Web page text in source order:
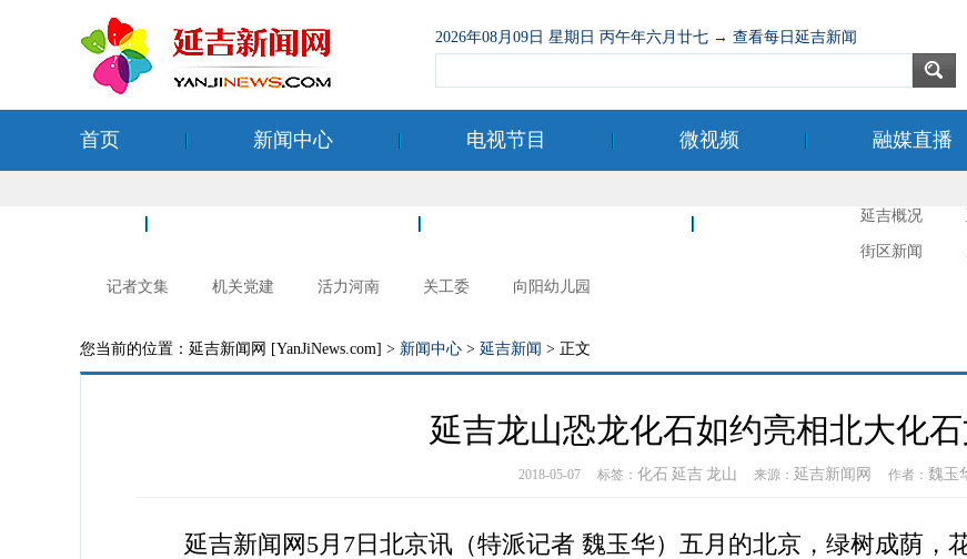
2026年08月09日 星期日 丙午年六月廿七 → 查看每日延吉新闻
首页 新闻中心 电视节目 微视频 融媒直播
延吉概况
街区新闻
记者文集 机关党建 活力河南 关工委 向阳幼儿园
您当前的位置：延吉新闻网 [YanJiNews.com] > 新闻中心 > 延吉新闻 > 正文
延吉龙山恐龙化石如约亮相北大化石
2018-05-07 标签： 化石 延吉 龙山 来源： 延吉新闻网 作者： 魏玉
延吉新闻网5月7日北京讯（特派记者 魏玉华）五月的北京，绿树成荫，